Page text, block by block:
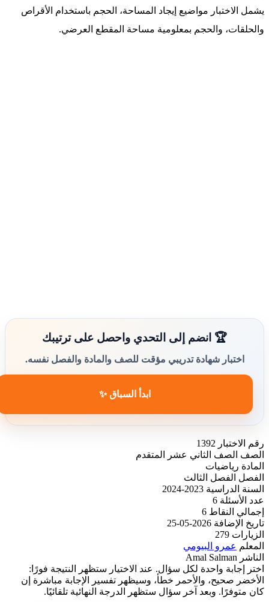
يشمل الاختبار مواضيع إيجاد المساحة، الحجم باستخدام الأقراص
والحلقات، والحجم بمعلومية مساحة المقطع العرضي.
🏆 انضم إلى التحدي واحصل على ترتيبك
اختبار شهادة تدريبي مؤقت للصف والمادة والفصل نفسه.
ابدأ السباق ✨
رقم الاختبار 1392
الصف
الصف الثاني عشر المتقدم
المادة رياضيات
الفصل
الفصل الثالث
السنة الدراسية 2023-2024
عدد الأسئلة 6
إجمالي النقاط 6
تاريخ الإضافة 2026-05-25
الزيارات 279
المعلم
عمرو البيومي
الناشر Amal Salman
اختر إجابة واحدة لكل سؤال. عند الاختيار ستظهر النتيجة فورًا:
الأخضر صحيح، والأحمر خطأ، وسيظهر تفسير الإجابة مباشرة إن
كان متوفرًا. وبعد آخر سؤال ستظهر الدرجة النهائية تلقائيًا.